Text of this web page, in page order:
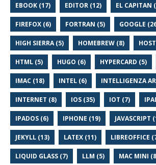
EBOOK (17) EDITOR (12) EL CAPITAN
FIREFOX (6) FORTRAN (5) GOOGLE
HIGH SIERRA (5) HOMEBREW (8)
HTML (5) HUGO (6) HYPERCARD (5)
IMAC (18) INTEL (6) INTELLIGENZA
INTERNET (8) IOS (35) IOT (7)
IPADOS (6) IPHONE (19) JAVASCRIPT
JEKYLL (13) LATEX (11) LIBREOFFICE
LIQUID GLASS (7) LLM (5) MAC MINI